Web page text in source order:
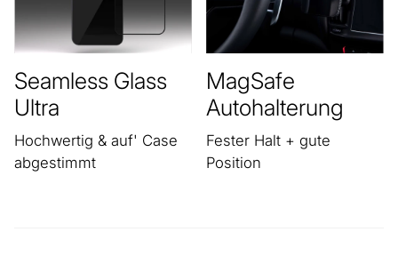
Seamless Glass
Ultra
Hochwertig & auf' Case
abgestimmt
MagSafe
Autohalterung
Fester Halt + gute
Position